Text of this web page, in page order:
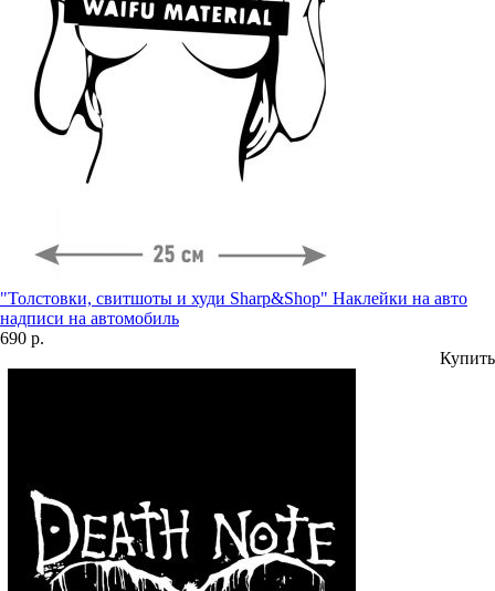
"Толстовки, свитшоты и худи Sharp&Shop" Наклейки на авто
надписи на автомобиль
690 р.
Купить